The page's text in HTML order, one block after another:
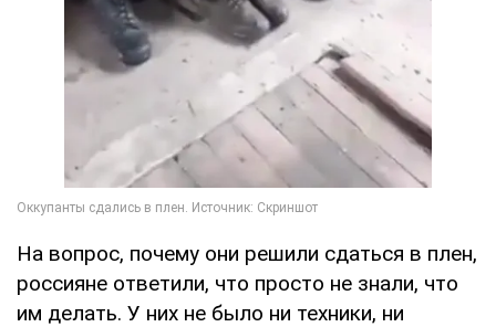
На вопрос, почему они решили сдаться в плен,
россияне ответили, что просто не знали, что
им делать. У них не было ни техники, ни